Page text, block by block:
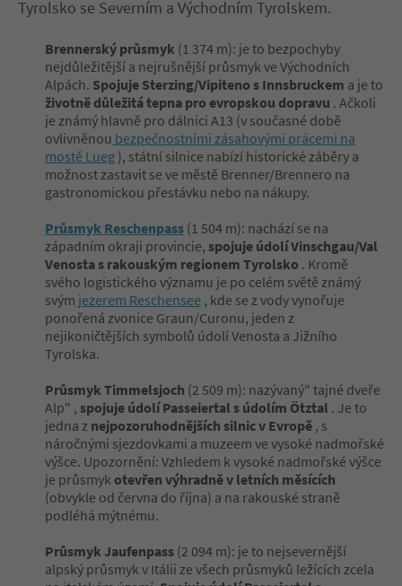
Tyrolsko se Severním a Východním Tyrolskem.
Brennerský průsmyk (1 374 m): je to bezpochyby
nejdůležitější a nejrušnější průsmyk ve Východních
Alpách. Spojuje Sterzing/Vipiteno s Innsbruckem a je to
životně důležitá tepna pro evropskou dopravu . Ačkoli
je známý hlavně pro dálnici A13 (v současné době
ovlivněnou bezpečnostními zásahovými prácemi na
mostě Lueg ), státní silnice nabízí historické záběry a
možnost zastavit se ve městě Brenner/Brennero na
gastronomickou přestávku nebo na nákupy.
Průsmyk Reschenpass (1 504 m): nachází se na
západním okraji provincie, spojuje údolí Vinschgau/Val
Venosta s rakouským regionem Tyrolsko . Kromě
svého logistického významu je po celém světě známý
svým jezerem Reschensee , kde se z vody vynořuje
ponořená zvonice Graun/Curonu, jeden z
nejikoničtějších symbolů údolí Venosta a Jižního
Tyrolska.
Průsmyk Timmelsjoch (2 509 m): nazývaný" tajné dveře
Alp" , spojuje údolí Passeiertal s údolím Ötztal . Je to
jedna z nejpozoruhodnějších silnic v Evropě , s
náročnými sjezdovkami a muzeem ve vysoké nadmořské
výšce. Upozornění: Vzhledem k vysoké nadmořské výšce
je průsmyk otevřen výhradně v letních měsících
(obvykle od června do října) a na rakouské straně
podléhá mýtnému.
Průsmyk Jaufenpass (2 094 m): je to nejsevernější
alpský průsmyk v Itálii ze všech průsmyků ležících zcela